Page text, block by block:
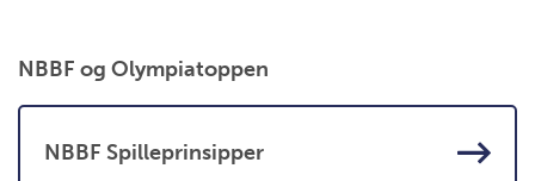
NBBF og Olympiatoppen
NBBF Spilleprinsipper